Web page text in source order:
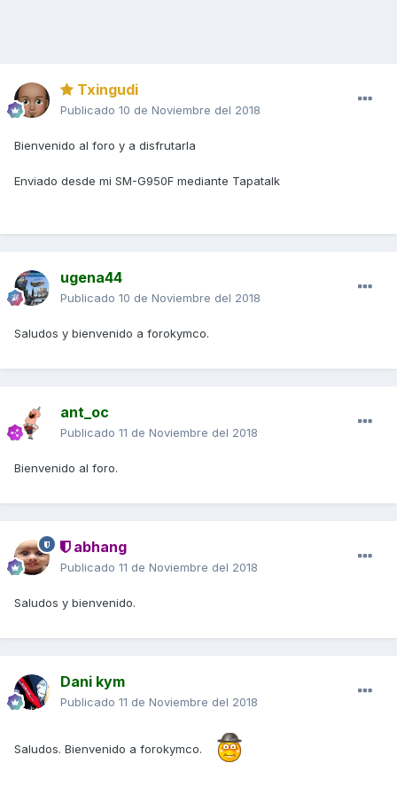
Txingudi
Publicado 10 de Noviembre del 2018
Bienvenido al foro y a disfrutarla
Enviado desde mi SM-G950F mediante Tapatalk
ugena44
Publicado 10 de Noviembre del 2018
Saludos y bienvenido a forokymco.
ant_oc
Publicado 11 de Noviembre del 2018
Bienvenido al foro.
abhang
Publicado 11 de Noviembre del 2018
Saludos y bienvenido.
Dani kym
Publicado 11 de Noviembre del 2018
Saludos. Bienvenido a forokymco.